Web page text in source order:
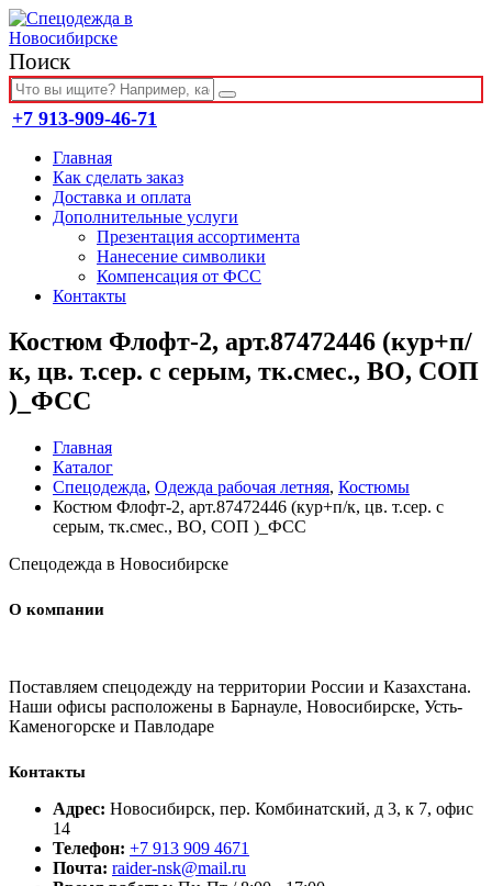
Поиск
+7 913-909-46-71
Главная
Как сделать заказ
Доставка и оплата
Дополнительные услуги
Презентация ассортимента
Нанесение символики
Компенсация от ФСС
Контакты
Костюм Флофт-2, арт.87472446 (кур+п/
к, цв. т.сер. с серым, тк.смес., ВО, СОП
)_ФСС
Главная
Каталог
Спецодежда, Одежда рабочая летняя, Костюмы
Костюм Флофт-2, арт.87472446 (кур+п/к, цв. т.сер. с
серым, тк.смес., ВО, СОП )_ФСС
Спецодежда в Новосибирске
О компании
Поставляем спецодежду на территории России и Казахстана.
Наши офисы расположены в Барнауле, Новосибирске, Усть-
Каменогорске и Павлодаре
Контакты
Адрес: Новосибирск, пер. Комбинатский, д 3, к 7, офис
14
Телефон: +7 913 909 4671
Почта: raider-nsk@mail.ru